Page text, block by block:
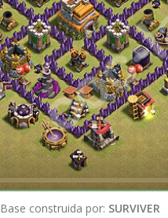
Base construida por: SURVIVER